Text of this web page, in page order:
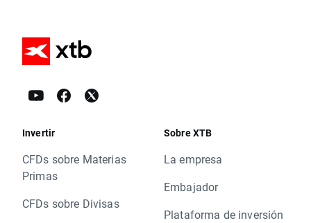
Invertir
CFDs sobre Materias
Primas
CFDs sobre Divisas
Sobre XTB
La empresa
Embajador
Plataforma de inversión